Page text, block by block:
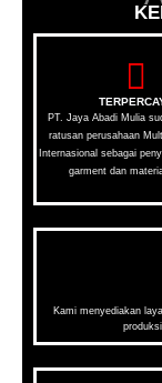
PT. Jaya Abadi Mulia
ratusan perusahaan
Internasional sebagai
garment dan
Kami menyediakan